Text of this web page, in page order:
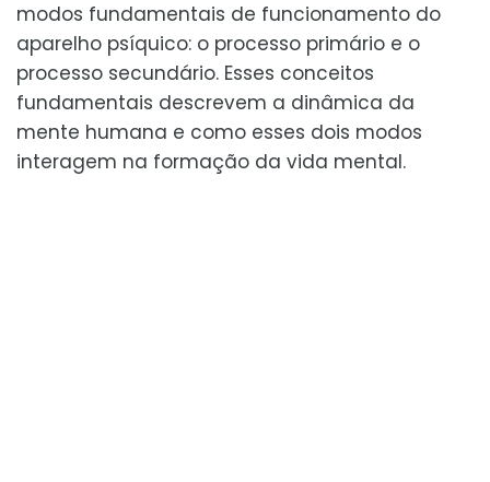
modos fundamentais de funcionamento do
aparelho psíquico: o processo primário e o
processo secundário. Esses conceitos
fundamentais descrevem a dinâmica da
mente humana e como esses dois modos
interagem na formação da vida mental.